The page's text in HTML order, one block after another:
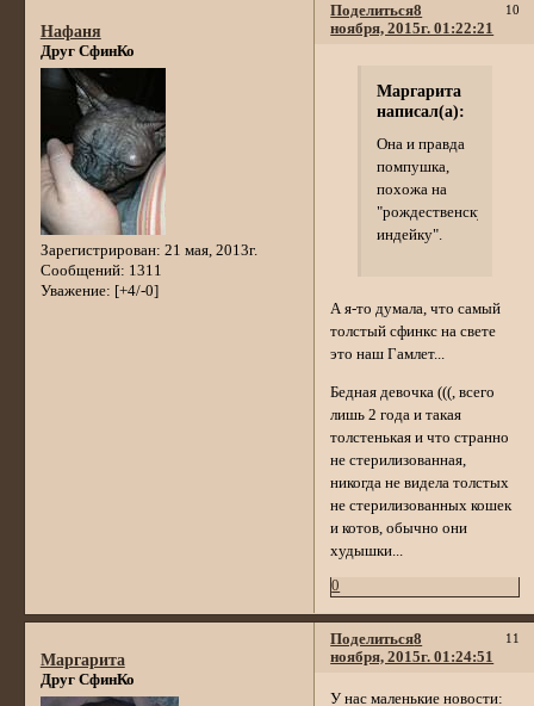
Поделиться 10
8
ноября, 2015г. 01:22:21
Нафаня
Друг СфинКо
Зарегистрирован: 21 мая, 2013г.
Сообщений: 1311
Уважение: [+4/-0]
Маргарита
написал(а):
Она и правда
помпушка,
похожа на
"рождественскую
индейку".
А я-то думала, что самый
толстый сфинкс на свете
это наш Гамлет...
Бедная девочка (((, всего
лишь 2 года и такая
толстенькая и что странно
не стерилизованная,
никогда не видела толстых
не стерилизованных кошек
и котов, обычно они
худышки...
0
Поделиться 11
8
ноября, 2015г. 01:24:51
Маргарита
Друг СфинКо
У нас маленькие новости: